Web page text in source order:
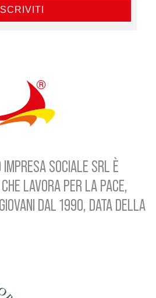
SOCIALE SRL È
LAVORA PER LA PACE,
DAL 1990, DATA DELLA